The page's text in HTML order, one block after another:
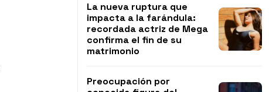
La nueva ruptura que
impacta a la farándula:
recordada actriz de Mega
confirma el fin de su
matrimonio
Preocupación por